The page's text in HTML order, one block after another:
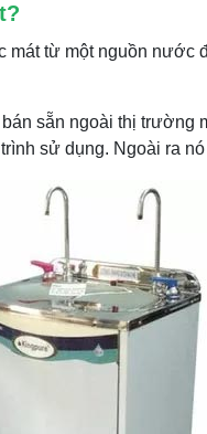
từ một nguồn nước
sẵn ngoài thị trường
sử dụng. Ngoài ra